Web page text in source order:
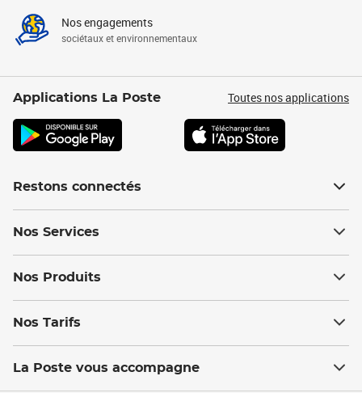
Nos engagements
sociétaux et environnementaux
Applications La Poste Toutes nos applications
Restons connectés
Nos Services
Nos Produits
Nos Tarifs
La Poste vous accompagne